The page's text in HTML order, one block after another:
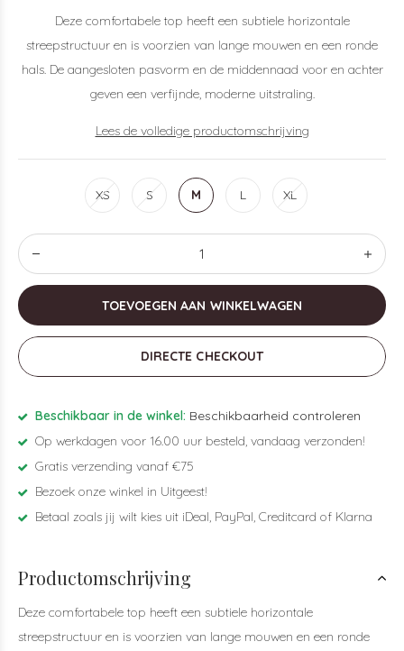
Deze comfortabele top heeft een subtiele horizontale
streepstructuur en is voorzien van lange mouwen en een ronde
hals. De aangesloten pasvorm en de middennaad voor en achter
geven een verfijnde, moderne uitstraling.
Lees de volledige productomschrijving
XS S M L XL
TOEVOEGEN AAN WINKELWAGEN
DIRECTE CHECKOUT
Beschikbaar in de winkel: Beschikbaarheid controleren
Op werkdagen voor 16.00 uur besteld, vandaag verzonden!
Gratis verzending vanaf €75
Bezoek onze winkel in Uitgeest!
Betaal zoals jij wilt kies uit iDeal, PayPal, Creditcard of Klarna
Productomschrijving
Deze comfortabele top heeft een subtiele horizontale
streepstructuur en is voorzien van lange mouwen en een ronde